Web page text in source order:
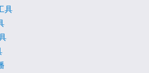
具